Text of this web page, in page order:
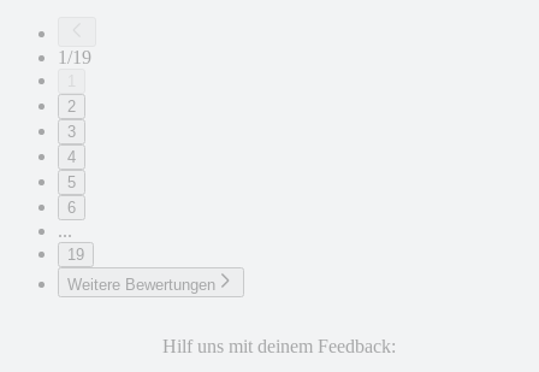
1/19
2
3
4
5
6
...
19
Weitere Bewertungen
Hilf uns mit deinem Feedback: